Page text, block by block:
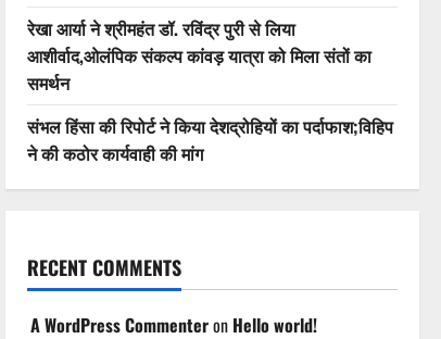
रेखा आर्या ने श्रीमहंत डॉ. रविंद्र पुरी से लिया
आशीर्वाद,ओलंपिक संकल्प कांवड़ यात्रा को मिला संतों का
समर्थन
संभल हिंसा की रिपोर्ट ने किया देशद्रोहियों का पर्दाफाश;विहिप
ने की कठोर कार्यवाही की मांग
RECENT COMMENTS
A WordPress Commenteron Hello world!